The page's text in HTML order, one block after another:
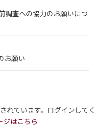
調査への協力のお願いにつ
お願い
れています。ログインしてく
ジはこちら